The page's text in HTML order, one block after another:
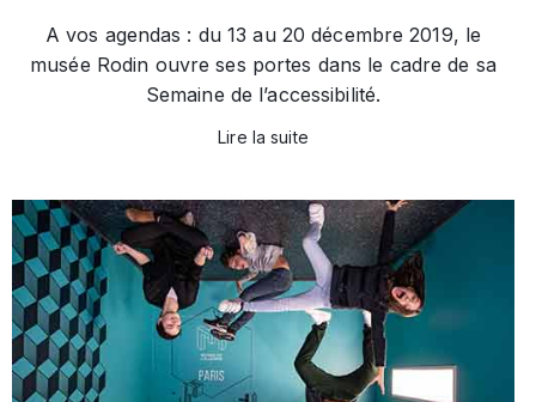
A vos agendas : du 13 au 20 décembre 2019, le
musée Rodin ouvre ses portes dans le cadre de sa
Semaine de l’accessibilité.
Lire la suite